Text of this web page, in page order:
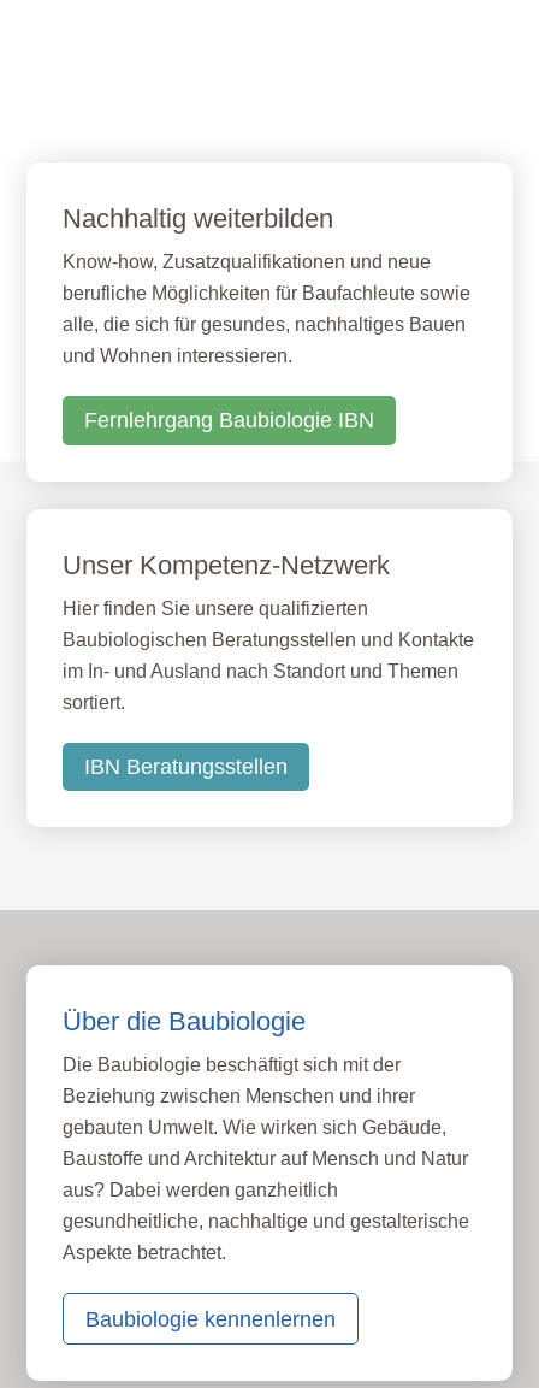
Nachhaltig weiterbilden
Know-how, Zusatzqualifikationen und neue
berufliche Möglichkeiten für Baufachleute sowie
alle, die sich für gesundes, nachhaltiges Bauen
und Wohnen interessieren.
Fernlehrgang Baubiologie IBN
Unser Kompetenz-Netzwerk
Hier finden Sie unsere qualifizierten
Baubiologischen Beratungsstellen und Kontakte
im In- und Ausland nach Standort und Themen
sortiert.
IBN Beratungsstellen
Über die Baubiologie
Die Baubiologie beschäftigt sich mit der
Beziehung zwischen Menschen und ihrer
gebauten Umwelt. Wie wirken sich Gebäude,
Baustoffe und Architektur auf Mensch und Natur
aus? Dabei werden ganzheitlich
gesundheitliche, nachhaltige und gestalterische
Aspekte betrachtet.
Baubiologie kennenlernen